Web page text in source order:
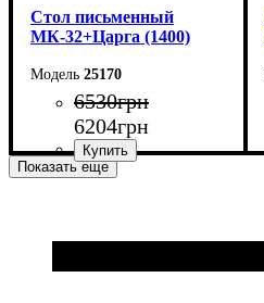
Cтол письменный
МК-32+Царга (1400)
25170
6530грн
6204грн
Глубина: 70 см
Показать еще